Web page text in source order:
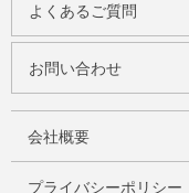
よくあるご質問
お問い合わせ
会社概要
プライバシーポリシー